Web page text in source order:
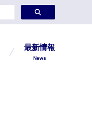
最新情報
News